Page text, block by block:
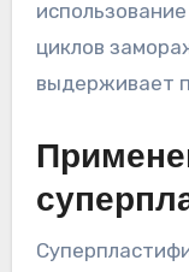
циклов
выдерживает